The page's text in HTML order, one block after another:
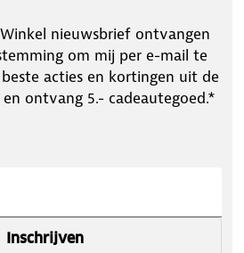
nieuwsbrief ontvangen
om mij per e-mail te
acties en kortingen uit de
ontvang 5.- cadeautegoed.*
Inschrijven